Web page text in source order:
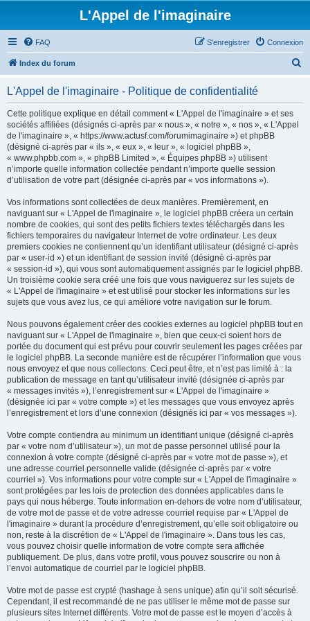
L'Appel de l'imaginaire
FAQ Connexion
S’enregistrer
Index du forum
L'Appel de l'imaginaire - Politique de confidentialité
Cette politique explique en détail comment « L'Appel de l'imaginaire » et ses
sociétés affiliées (désignés ci-après par « nous », « notre », « nos », « L'Appel
de l'imaginaire », « https://www.actusf.com/forumimaginaire ») et phpBB
(désigné ci-après par « ils », « eux », « leur », « logiciel phpBB »,
« www.phpbb.com », « phpBB Limited », « Équipes phpBB ») utilisent
n’importe quelle information collectée pendant n’importe quelle session
d’utilisation de votre part (désignée ci-après par « vos informations »).
Vos informations sont collectées de deux manières. Premièrement, en
naviguant sur « L'Appel de l'imaginaire », le logiciel phpBB créera un certain
nombre de cookies, qui sont des petits fichiers textes téléchargés dans les
fichiers temporaires du navigateur Internet de votre ordinateur. Les deux
premiers cookies ne contiennent qu’un identifiant utilisateur (désigné ci-après
par « user-id ») et un identifiant de session invité (désigné ci-après par
« session-id »), qui vous sont automatiquement assignés par le logiciel phpBB.
Un troisième cookie sera créé une fois que vous naviguerez sur les sujets de
« L'Appel de l'imaginaire » et est utilisé pour stocker les informations sur les
sujets que vous avez lus, ce qui améliore votre navigation sur le forum.
Nous pouvons également créer des cookies externes au logiciel phpBB tout en
naviguant sur « L'Appel de l'imaginaire », bien que ceux-ci soient hors de
portée du document qui est prévu pour couvrir seulement les pages créées par
le logiciel phpBB. La seconde manière est de récupérer l’information que vous
nous envoyez et que nous collectons. Ceci peut être, et n’est pas limité à : la
publication de message en tant qu’utilisateur invité (désignée ci-après par
« messages invités »), l’enregistrement sur « L'Appel de l'imaginaire »
(désignée ici par « votre compte ») et les messages que vous envoyez après
l’enregistrement et lors d’une connexion (désignés ici par « vos messages »).
Votre compte contiendra au minimum un identifiant unique (désigné ci-après
par « votre nom d’utilisateur »), un mot de passe personnel utilisé pour la
connexion à votre compte (désigné ci-après par « votre mot de passe »), et
une adresse courriel personnelle valide (désignée ci-après par « votre
courriel »). Vos informations pour votre compte sur « L'Appel de l'imaginaire »
sont protégées par les lois de protection des données applicables dans le
pays qui nous héberge. Toute information en-dehors de votre nom d’utilisateur,
de votre mot de passe et de votre adresse courriel requise par « L'Appel de
l'imaginaire » durant la procédure d’enregistrement, qu’elle soit obligatoire ou
non, reste à la discrétion de « L'Appel de l'imaginaire ». Dans tous les cas,
vous pouvez choisir quelle information de votre compte sera affichée
publiquement. De plus, dans votre profil, vous pouvez souscrire ou non à
l’envoi automatique de courriel par le logiciel phpBB.
Votre mot de passe est crypté (hashage à sens unique) afin qu’il soit sécurisé.
Cependant, il est recommandé de ne pas utiliser le même mot de passe sur
plusieurs sites Internet différents. Votre mot de passe est le moyen d’accès à